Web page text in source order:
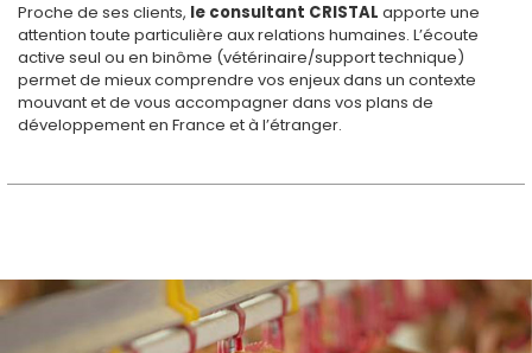
Proche de ses clients, le consultant CRISTAL apporte une
attention toute particulière aux relations humaines. L’écoute
active seul ou en binôme (vétérinaire/support technique)
permet de mieux comprendre vos enjeux dans un contexte
mouvant et de vous accompagner dans vos plans de
développement en France et à l’étranger.